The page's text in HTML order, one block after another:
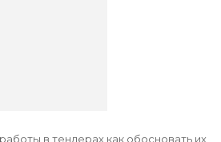
в тендерах как обосновать их